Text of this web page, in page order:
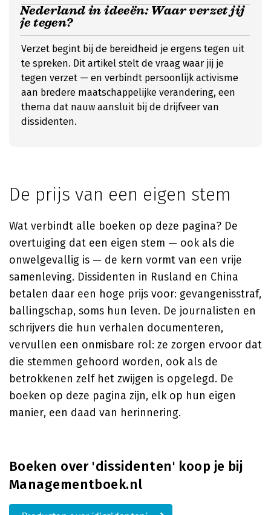
Nederland in ideeën: Waar verzet jij
je tegen?
Verzet begint bij de bereidheid je ergens tegen uit
te spreken. Dit artikel stelt de vraag waar jij je
tegen verzet — en verbindt persoonlijk activisme
aan bredere maatschappelijke verandering, een
thema dat nauw aansluit bij de drijfveer van
dissidenten.
De prijs van een eigen stem
Wat verbindt alle boeken op deze pagina? De
overtuiging dat een eigen stem — ook als die
onwelgevallig is — de kern vormt van een vrije
samenleving. Dissidenten in Rusland en China
betalen daar een hoge prijs voor: gevangenisstraf,
ballingschap, soms hun leven. De journalisten en
schrijvers die hun verhalen documenteren,
vervullen een onmisbare rol: ze zorgen ervoor dat
die stemmen gehoord worden, ook als de
betrokkenen zelf het zwijgen is opgelegd. De
boeken op deze pagina zijn, elk op hun eigen
manier, een daad van herinnering.
Boeken over 'dissidenten' koop je bij
Managementboek.nl